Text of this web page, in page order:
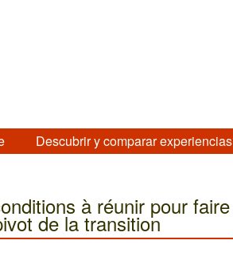
Descubrir y comparar experiencias
à réunir pour faire
de la transition